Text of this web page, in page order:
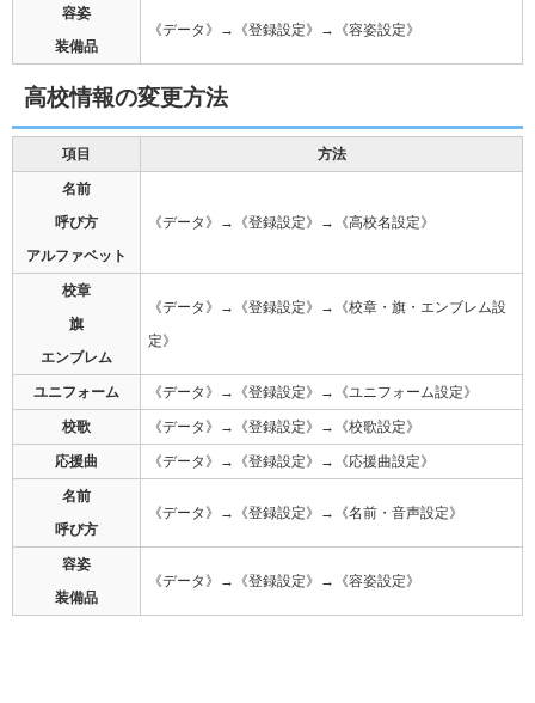
容姿
装備品
《データ》→《登録設定》→《容姿設定》
高校情報の変更方法
項目 方法
名前
呼び方
アルファベット
《データ》→《登録設定》→《高校名設定》
校章
旗
エンブレム
《データ》→《登録設定》→《校章・旗・エンブレム設
定》
ユニフォーム 《データ》→《登録設定》→《ユニフォーム設定》
校歌 《データ》→《登録設定》→《校歌設定》
応援曲 《データ》→《登録設定》→《応援曲設定》
名前
呼び方
《データ》→《登録設定》→《名前・音声設定》
容姿
装備品
《データ》→《登録設定》→《容姿設定》